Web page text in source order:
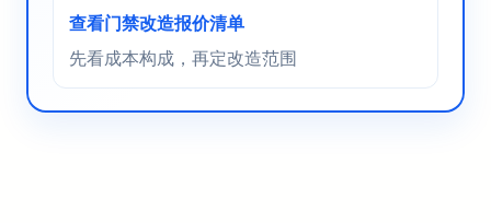
查看门禁改造报价清单
先看成本构成，再定改造范围